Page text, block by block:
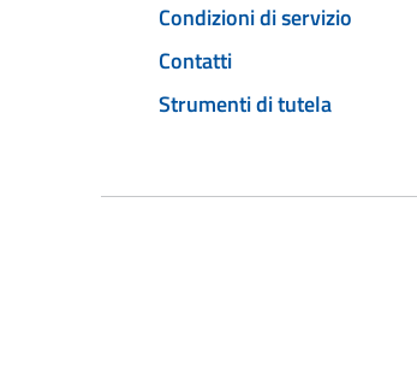
Condizioni di servizio
Contatti
Strumenti di tutela